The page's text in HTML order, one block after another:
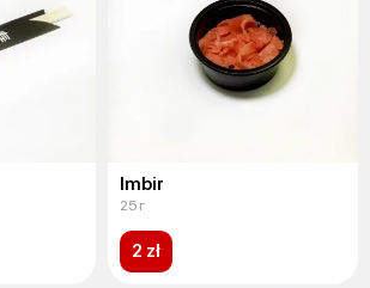
Imbir
25 г
2 zł